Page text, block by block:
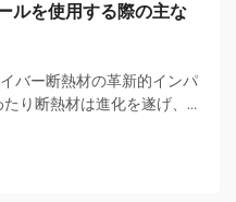
ルを使用する際の主な
バー断熱材の革新的インパ
り断熱材は進化を遂げ、